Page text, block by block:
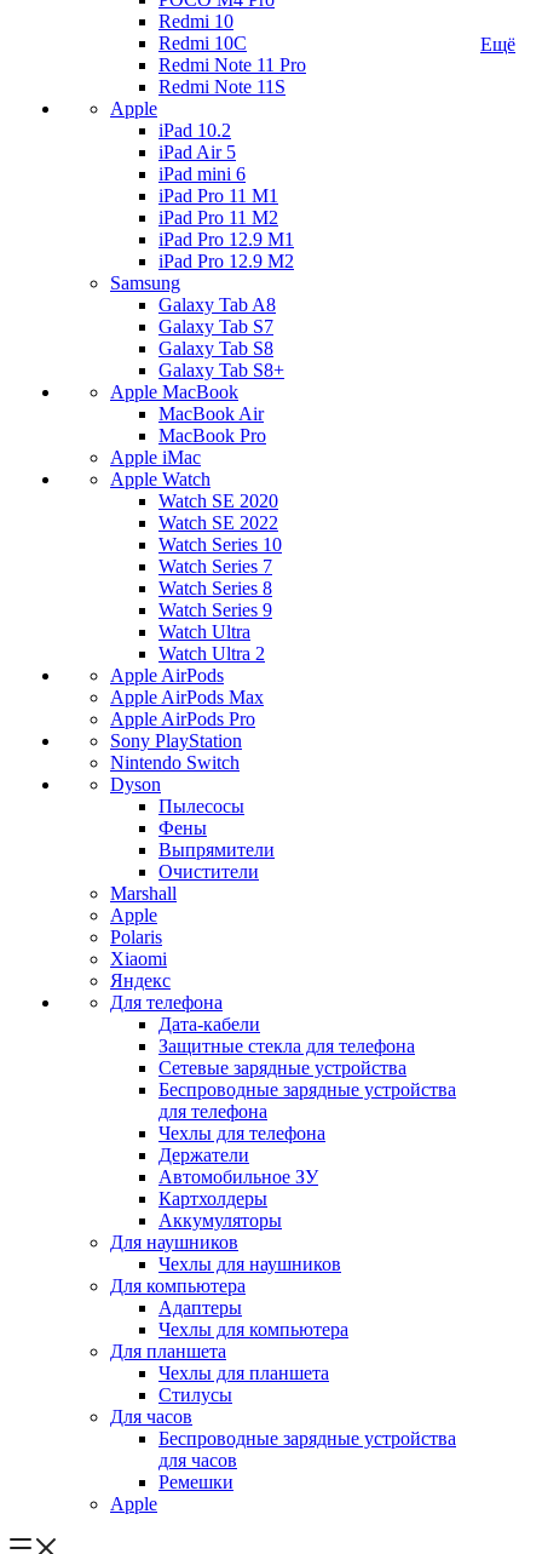
Redmi 10
Redmi 10C
Redmi Note 11 Pro
Redmi Note 11S
Apple
iPad 10.2
iPad Air 5
iPad mini 6
iPad Pro 11 M1
iPad Pro 11 M2
iPad Pro 12.9 M1
iPad Pro 12.9 M2
Samsung
Galaxy Tab A8
Galaxy Tab S7
Galaxy Tab S8
Galaxy Tab S8+
Apple MacBook
MacBook Air
MacBook Pro
Apple iMac
Apple Watch
Watch SE 2020
Watch SE 2022
Watch Series 10
Watch Series 7
Watch Series 8
Watch Series 9
Watch Ultra
Watch Ultra 2
Apple AirPods
Apple AirPods Max
Apple AirPods Pro
Sony PlayStation
Nintendo Switch
Dyson
Пылесосы
Фены
Выпрямители
Очистители
Marshall
Apple
Polaris
Xiaomi
Яндекс
Для телефона
Дата-кабели
Защитные стекла для телефона
Сетевые зарядные устройства
Беспроводные зарядные устройства
для телефона
Чехлы для телефона
Держатели
Автомобильное ЗУ
Картхолдеры
Аккумуляторы
Для наушников
Чехлы для наушников
Для компьютера
Адаптеры
Чехлы для компьютера
Для планшета
Чехлы для планшета
Стилусы
Для часов
Беспроводные зарядные устройства
для часов
Ремешки
Apple
Ещё